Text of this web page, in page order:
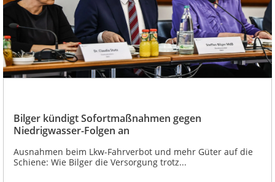
Bilger kündigt Sofortmaßnahmen gegen
Niedrigwasser-Folgen an
Ausnahmen beim Lkw-Fahrverbot und mehr Güter auf die
Schiene: Wie Bilger die Versorgung trotz...